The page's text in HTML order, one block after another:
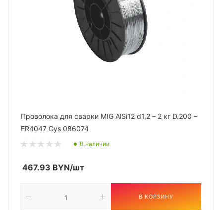
Проволока для сварки MIG AlSi12 d1,2 – 2 кг D.200 –
ER4047 Gys 086074
В наличии
467.93 BYN/шт
В КОРЗИНУ